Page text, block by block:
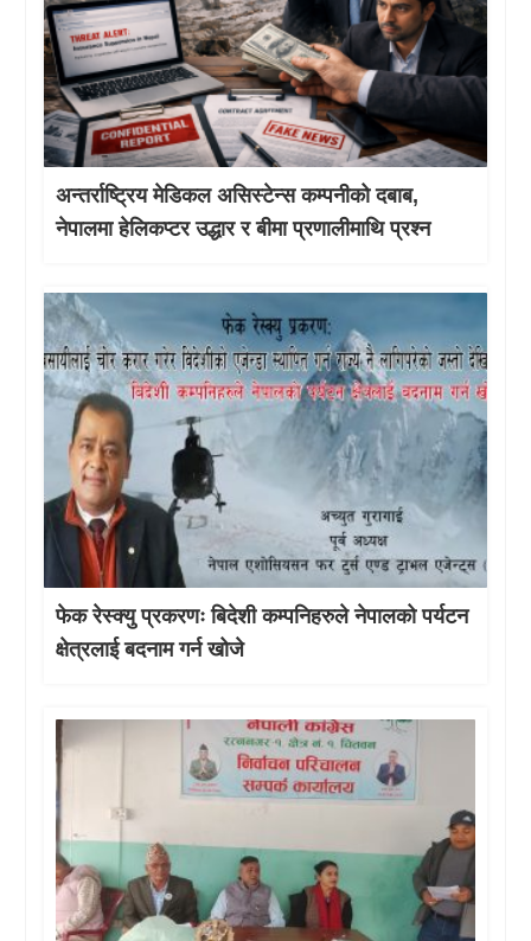
अन्तर्राष्ट्रिय मेडिकल असिस्टेन्स कम्पनीको दबाब,
नेपालमा हेलिकप्टर उद्धार र बीमा प्रणालीमाथि प्रश्न
फेक रेस्क्यु प्रकरणः बिदेशी कम्पनिहरुले नेपालको पर्यटन
क्षेत्रलाई बदनाम गर्न खोजे